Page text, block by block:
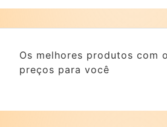
Os melhores produtos com
preços para você